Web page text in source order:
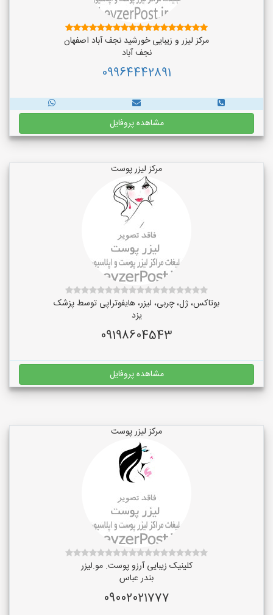
مرکز لیزر و زیبایی خورشید نجف آباد اصفهان
نجف‌ آباد
09964442891
مشاهده پروفایل
مرکز لیزر پوست
بوتاکس، ژل، چربی، لیزر، هایفوتراپی توسط پزشک
یزد
09198604543
مشاهده پروفایل
مرکز لیزر پوست
کلینیک زیبایی آرزو پوست. مو.لیزر
بندر عباس
09002021777